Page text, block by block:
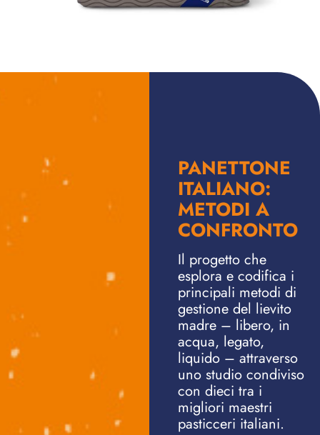
PANETTONE
ITALIANO:
METODI A
CONFRONTO
Il progetto che
esplora e codifica i
principali metodi di
gestione del lievito
madre – libero, in
acqua, legato,
liquido – attraverso
uno studio condiviso
con dieci tra i
migliori maestri
pasticceri italiani.